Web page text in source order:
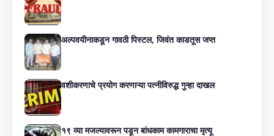
अल्पवयीनाकडून गावठी पिस्टल, जिवंत काडतूस जप्त
वशीकरणाचे प्रयोग करणाऱ्या पत्नीविरुद्ध गुन्हा दाखल
१९ व्या मजल्यावरून पडून बांधकाम कामगाराचा मृत्यू